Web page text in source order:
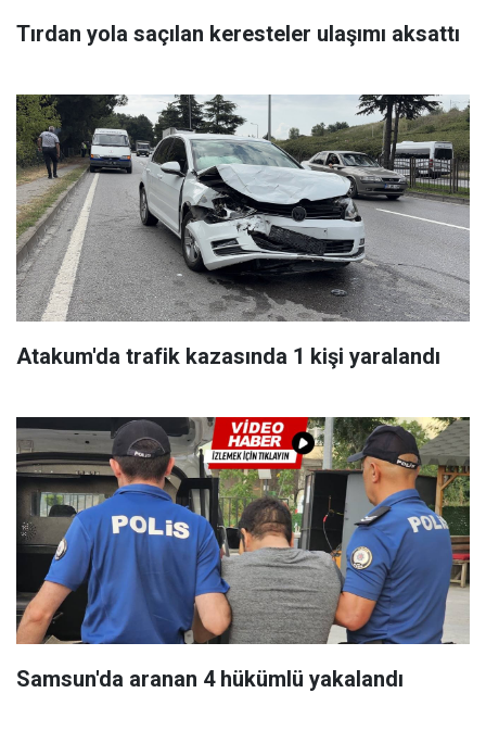
Tırdan yola saçılan keresteler ulaşımı aksattı
Atakum'da trafik kazasında 1 kişi yaralandı
Samsun'da aranan 4 hükümlü yakalandı